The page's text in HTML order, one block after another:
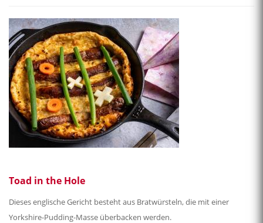
Toad in the Hole
Dieses englische Gericht besteht aus Bratwürsteln, die mit einer
Yorkshire-Pudding-Masse überbacken werden.